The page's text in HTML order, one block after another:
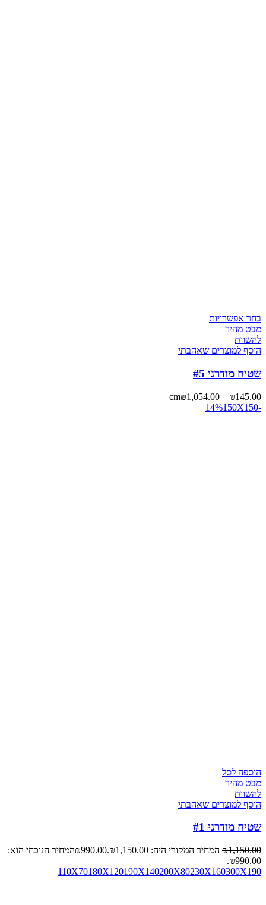
בחר אפשרויות
מבט מהיר
להשוות
הוסף למוצרים שאהבתי
שטיח מודרני #5
₪145.00
–
₪1,054.00
cm
-14%
150X150
הוספה לסל
מבט מהיר
להשוות
הוסף למוצרים שאהבתי
שטיח מודרני #1
₪1,150.00 המחיר המקורי היה: ₪1,150.00. ₪990.00
המחיר הנוכחי הוא:
₪990.00.
110X70180X120190X140200X80230X160300X190